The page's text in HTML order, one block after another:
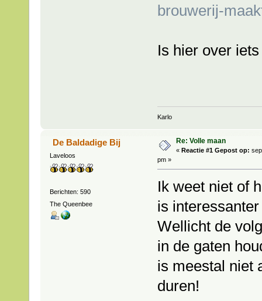
brouwerij-
Is hier over
Karlo
De Baldadige Bij
Laveloos
Berichten: 590
The Queenbee
Re: Volle maan
« Reactie #1 Gepost op:
pm »
Ik weet niet of
is
Wellicht de
in de gaten
is meestal niet
duren!